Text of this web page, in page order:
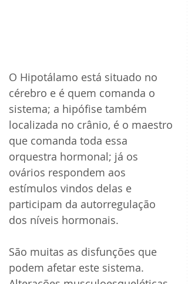
O Hipotálamo está situado no
cérebro e é quem comanda o
sistema; a hipófise também
localizada no crânio, é o maestro
que comanda toda essa
orquestra hormonal; já os
ovários respondem aos
estímulos vindos delas e
participam da autorregulação
dos níveis hormonais.
São muitas as disfunções que
podem afetar este sistema.